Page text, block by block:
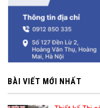
BÀI VIẾT MỚI NHẤT